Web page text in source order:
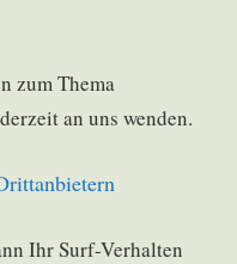
zum Thema
an uns wenden.
Ihr Surf-Verhalten